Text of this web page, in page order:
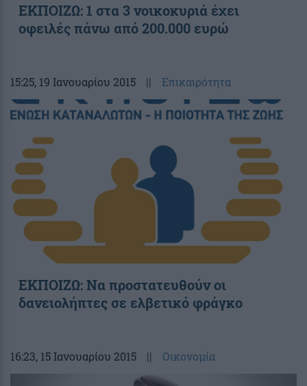
ΕΚΠΟΙΖΩ: 1 στα 3 νοικοκυριά έχει
οφειλές πάνω από 200.000 ευρώ
15:25, 19 Ιανουαρίου 2015 || Επικαιρότητα
ΕΚΠΟΙΖΩ: Να προστατευθούν οι
δανειολήπτες σε ελβετικό φράγκο
16:23, 15 Ιανουαρίου 2015 || Οικονομία